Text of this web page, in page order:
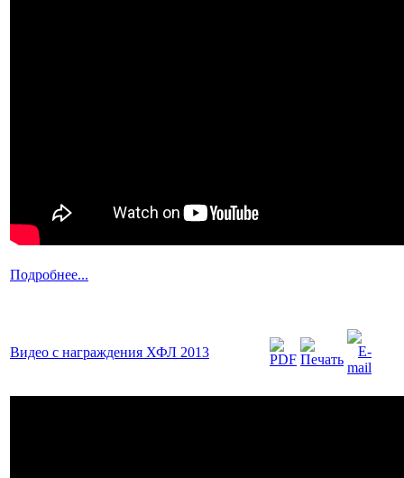
Подробнее...
Видео с награждения ХФЛ 2013